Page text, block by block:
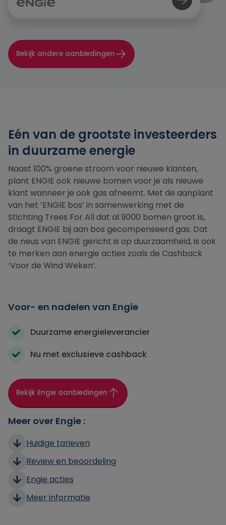
Bekijk andere aanbiedingen
Eén van de grootste investeerders
in duurzame energie
Naast 100% groene stroom voor nieuwe klanten,
plant ENGIE ook nieuwe bomen voor je als nieuwe
klant wanneer je ook gas afneemt. Met de aanplant
van het ‘ENGIE bos’ in samenwerking met de
Stichting Trees For All dat al 9000 bomen groot is,
draagt ENGIE bij aan bos gecompenseerd gas. Dat
de neus van ENGIE gericht is op duurzaamheid, is ook
te merken aan energie acties zoals de Cashback
‘Voor de Wind Weken’.
Voor- en nadelen van Engie
Duurzame energieleverancier
Nu met exclusieve cashback
Bekijk Engie aanbiedingen
Meer over Engie :
Huidige tarieven
Review en beoordeling
Engie acties
Meer informatie